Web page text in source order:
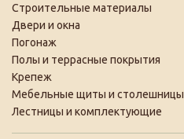
Строительные материалы
Двери и окна
Погонаж
Полы и террасные покрытия
Крепеж
Мебельные щиты и столешницы
Лестницы и комплектующие